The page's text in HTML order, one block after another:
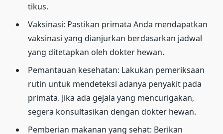
tikus.
Vaksinasi: Pastikan primata Anda mendapatkan
vaksinasi yang dianjurkan berdasarkan jadwal
yang ditetapkan oleh dokter hewan.
Pemantauan kesehatan: Lakukan pemeriksaan
rutin untuk mendeteksi adanya penyakit pada
primata. Jika ada gejala yang mencurigakan,
segera konsultasikan dengan dokter hewan.
Pemberian makanan yang sehat: Berikan